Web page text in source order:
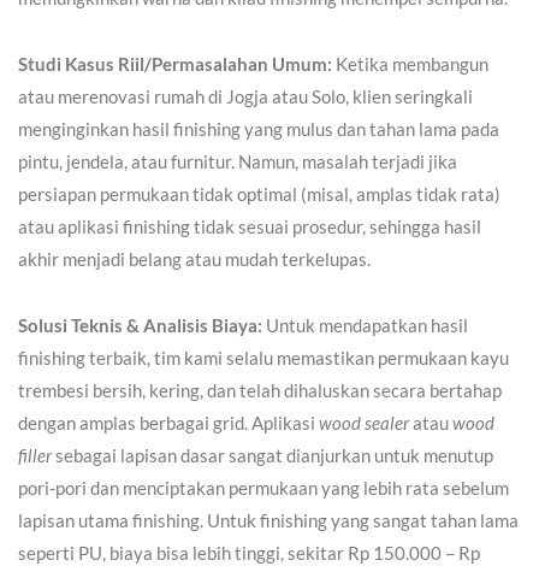
Studi Kasus Riil/Permasalahan Umum: Ketika membangun
atau merenovasi rumah di Jogja atau Solo, klien seringkali
menginginkan hasil finishing yang mulus dan tahan lama pada
pintu, jendela, atau furnitur. Namun, masalah terjadi jika
persiapan permukaan tidak optimal (misal, amplas tidak rata)
atau aplikasi finishing tidak sesuai prosedur, sehingga hasil
akhir menjadi belang atau mudah terkelupas.
Solusi Teknis & Analisis Biaya: Untuk mendapatkan hasil
finishing terbaik, tim kami selalu memastikan permukaan kayu
trembesi bersih, kering, dan telah dihaluskan secara bertahap
dengan amplas berbagai grid. Aplikasi wood sealeratauwood
fillersebagai lapisan dasar sangat dianjurkan untuk menutup
pori-pori dan menciptakan permukaan yang lebih rata sebelum
lapisan utama finishing. Untuk finishing yang sangat tahan lama
seperti PU, biaya bisa lebih tinggi, sekitar Rp 150.000 – Rp